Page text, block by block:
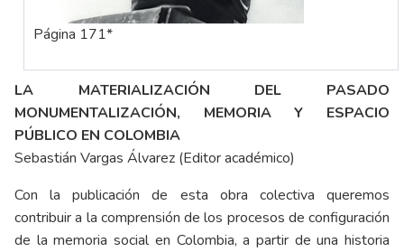
Página 171*
LA MATERIALIZACIÓN DEL PASADO
MONUMENTALIZACIÓN, MEMORIA Y ESPACIO
PÚBLICO EN COLOMBIA
Sebastián Vargas Álvarez (Editor académico)
Con la publicación de esta obra colectiva queremos
contribuir a la comprensión de los procesos de configuración
de la memoria social en Colombia, a partir de una historia